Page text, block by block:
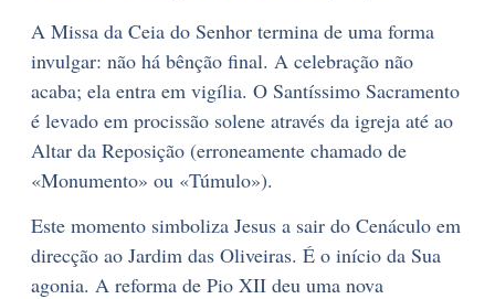
A Missa da Ceia do Senhor termina de uma forma
invulgar: não há bênção final. A celebração não
acaba; ela entra em vigília. O Santíssimo Sacramento
é levado em procissão solene através da igreja até ao
Altar da Reposição (erroneamente chamado de
«Monumento» ou «Túmulo»).
Este momento simboliza Jesus a sair do Cenáculo em
direcção ao Jardim das Oliveiras. É o início da Sua
agonia. A reforma de Pio XII deu uma nova